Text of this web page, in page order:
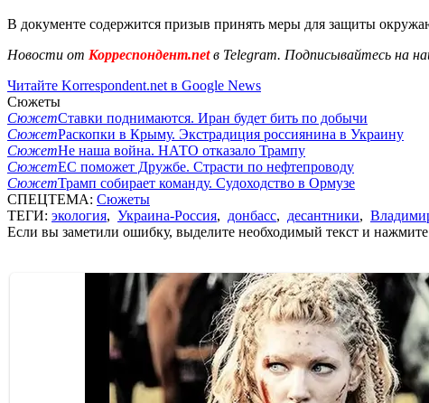
В документе содержится призыв принять меры для защиты
Новости от Корреспондент.netв Telegram. Подписывайтесь на
Читайте Korrespondent.net в Google News
Сюжеты
СюжетСтавки поднимаются. Иран будет бить по добычи
СюжетРаскопки в Крыму. Экстрадиция россиянина в Украину
СюжетНе наша война. НАТО отказало Трампу
СюжетЕС поможет Дружбе. Страсти по нефтепроводу
СюжетТрамп собирает команду. Судоходство в Ормузе
СПЕЦТЕМА: Сюжеты
ТЕГИ: экология, Украина-Россия, донбасс, десантники,
Если вы заметили ошибку, выделите необходимый текст и